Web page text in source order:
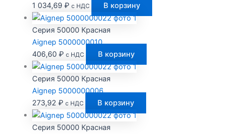
1 034,69 ₽ с НДС В корзину
Серия 50000 Красная
Aignep 5000000010
406,60 ₽ с НДС В корзину
Серия 50000 Красная
Aignep 5000000006
273,92 ₽ с НДС В корзину
Серия 50000 Красная